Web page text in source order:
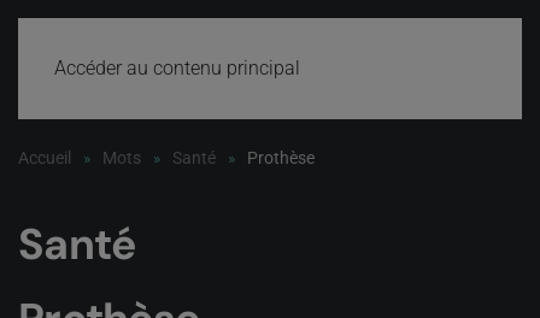
Accéder au contenu principal
Accueil Mots Santé Prothèse
Santé